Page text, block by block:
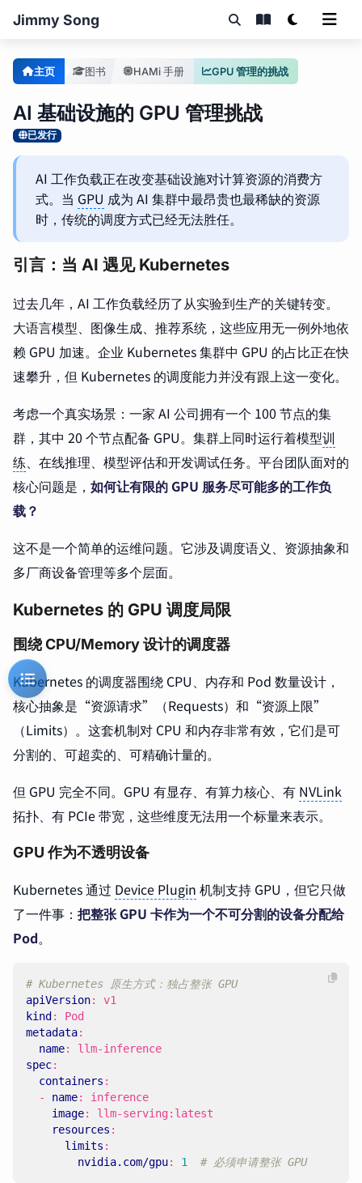
Jimmy Song
主页 图书 HAMi 手册 GPU 管理的挑战
AI 基础设施的 GPU 管理挑战
已发行
AI 工作负载正在改变基础设施对计算资源的消费方
式。当 GPU 成为 AI 集群中最昂贵也最稀缺的资源
时，传统的调度方式已经无法胜任。
引言：当 AI 遇见 Kubernetes
过去几年，AI 工作负载经历了从实验到生产的关键转变。
大语言模型、图像生成、推荐系统，这些应用无一例外地依
赖 GPU 加速。企业 Kubernetes 集群中 GPU 的占比正在快
速攀升，但 Kubernetes 的调度能力并没有跟上这一变化。
考虑一个真实场景：一家 AI 公司拥有一个 100 节点的集
群，其中 20 个节点配备 GPU。集群上同时运行着模型训
练 、在线推理、模型评估和开发调试任务。平台团队面对的
核心问题是， 如何让有限的 GPU 服务尽可能多的工作负
载？
这不是一个简单的运维问题。它涉及调度语义、资源抽象和
多厂商设备管理等多个层面。
Kubernetes 的 GPU 调度局限
围绕 CPU/Memory 设计的调度器
Kubernetes 的调度器围绕 CPU、内存和 Pod 数量设计，
核心抽象是“资源请求”（Requests）和“资源上限”
（Limits）。这套机制对 CPU 和内存非常有效，它们是可
分割的、可超卖的、可精确计量的。
但 GPU 完全不同。GPU 有显存、有算力核心、有 NVLink
拓扑、有 PCIe 带宽，这些维度无法用一个标量来表示。
GPU 作为不透明设备
Kubernetes 通过 Device Plugin 机制支持 GPU，但它只做
了一件事： 把整张 GPU 卡作为一个不可分割的设备分配给
Pod。
# Kubernetes 原生方式：独占整张 GPU
apiVersion:
v1
kind:
Pod
metadata:
name:
llm-inference
spec:
containers :
- name:
inference
image:
llm-serving:latest
resources :
limits :
nvidia.com/gpu: 1 # 必须申请整张 GPU